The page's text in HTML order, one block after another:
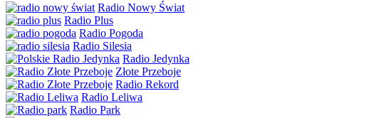
Radio Nowy Świat
Radio Plus
Radio Pogoda
Radio Silesia
Radio Jedynka
Złote Przeboje
Radio Rekord
Radio Leliwa
Radio Park